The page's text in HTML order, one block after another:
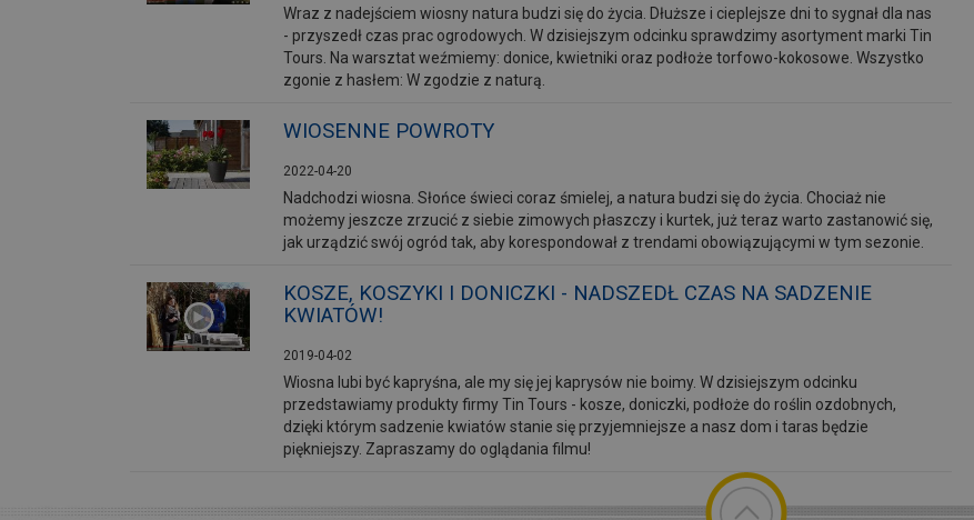
Wraz z nadejściem wiosny natura budzi się do życia. Dłuższe i cieplejsze dni to sygnał dla nas
- przyszedł czas prac ogrodowych. W dzisiejszym odcinku sprawdzimy asortyment marki Tin
Tours. Na warsztat weźmiemy: donice, kwietniki oraz podłoże torfowo-kokosowe. Wszystko
zgonie z hasłem: W zgodzie z naturą.
WIOSENNE POWROTY
2022-04-20
Nadchodzi wiosna. Słońce świeci coraz śmielej, a natura budzi się do życia. Chociaż nie
możemy jeszcze zrzucić z siebie zimowych płaszczy i kurtek, już teraz warto zastanowić się,
jak urządzić swój ogród tak, aby korespondował z trendami obowiązującymi w tym sezonie.
KOSZE, KOSZYKI I DONICZKI - NADSZEDŁ CZAS NA SADZENIE
KWIATÓW!
2019-04-02
Wiosna lubi być kapryśna, ale my się jej kaprysów nie boimy. W dzisiejszym odcinku
przedstawiamy produkty firmy Tin Tours - kosze, doniczki, podłoże do roślin ozdobnych,
dzięki którym sadzenie kwiatów stanie się przyjemniejsze a nasz dom i taras będzie
piękniejszy. Zapraszamy do oglądania filmu!